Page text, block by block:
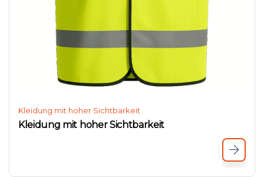
Kleidung mit hoher Sichtbarkeit
Kleidung mit hoher Sichtbarkeit